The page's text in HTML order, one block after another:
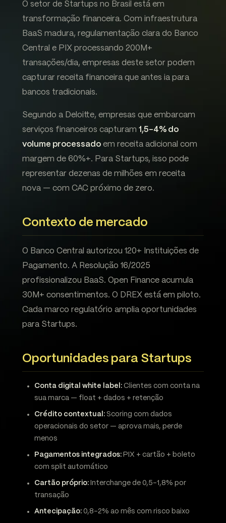
O setor de Startups no Brasil está em
transformação financeira. Com infraestrutura
BaaS madura, regulamentação clara do Banco
Central e PIX processando 200M+
transações/dia, empresas deste setor podem
capturar receita financeira que antes ia para
bancos tradicionais.
Segundo a Deloitte, empresas que embarcam
serviços financeiros capturam 1,5-4% do
volume processado em receita adicional com
margem de 60%+. Para Startups, isso pode
representar dezenas de milhões em receita
nova — com CAC próximo de zero.
Contexto de mercado
O Banco Central autorizou 120+ Instituições de
Pagamento. A Resolução 16/2025
profissionalizou BaaS. Open Finance acumula
30M+ consentimentos. O DREX está em piloto.
Cada marco regulatório amplia oportunidades
para Startups.
Oportunidades para Startups
Conta digital white label: Clientes com conta na
sua marca — float + dados + retenção
Crédito contextual: Scoring com dados
operacionais do setor — aprova mais, perde
menos
Pagamentos integrados: PIX + cartão + boleto
com split automático
Cartão próprio: Interchange de 0,5-1,8% por
transação
Antecipação: 0,8-2% ao mês com risco baixo